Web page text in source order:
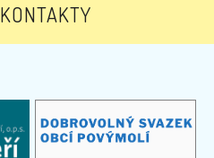
KONTAKTY